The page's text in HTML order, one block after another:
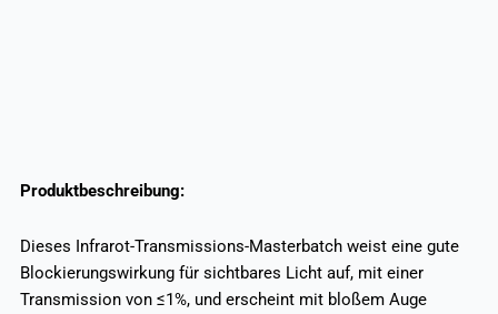
Produktbeschreibung:
Dieses Infrarot-Transmissions-Masterbatch weist eine gute
Blockierungswirkung für sichtbares Licht auf, mit einer
Transmission von ≤1%, und erscheint mit bloßem Auge